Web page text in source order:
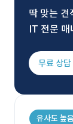
딱 맞는 견
IT 전문 매
무료 상담
유사도 높음